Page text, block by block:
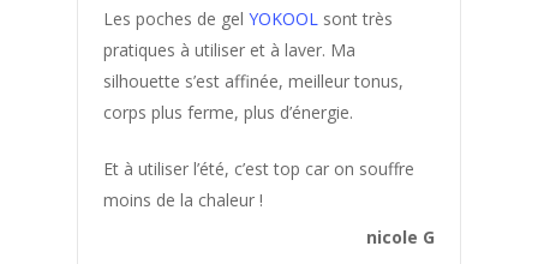
Les poches de gel YOKOOL sont très
pratiques à utiliser et à laver. Ma
silhouette s’est affinée, meilleur tonus,
corps plus ferme, plus d’énergie.
Et à utiliser l’été, c’est top car on souffre
moins de la chaleur !
nicole G
Bonne Forme
Bonne Santé
Bouffées de Chaleur